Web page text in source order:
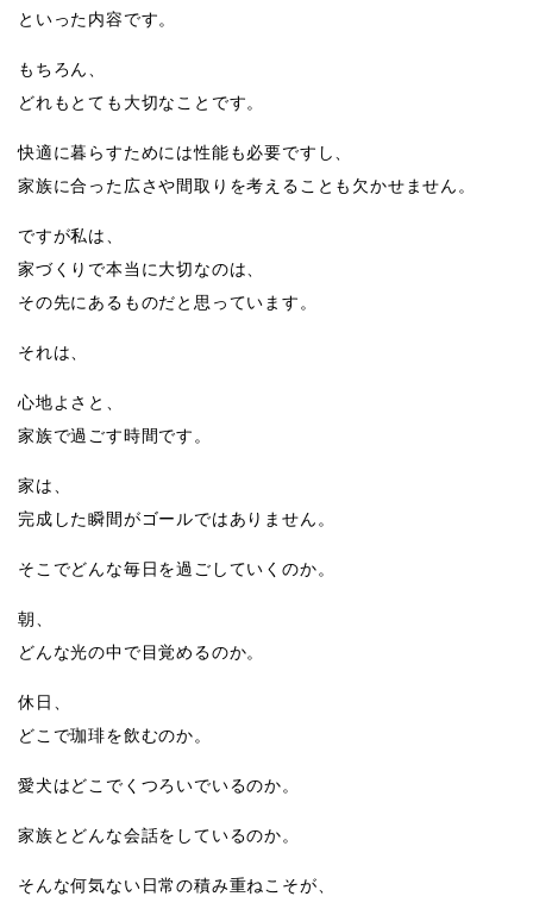
といった内容です。
もちろん、
どれもとても大切なことです。
快適に暮らすためには性能も必要ですし、
家族に合った広さや間取りを考えることも欠かせません。
ですが私は、
家づくりで本当に大切なのは、
その先にあるものだと思っています。
それは、
心地よさと、
家族で過ごす時間です。
家は、
完成した瞬間がゴールではありません。
そこでどんな毎日を過ごしていくのか。
朝、
どんな光の中で目覚めるのか。
休日、
どこで珈琲を飲むのか。
愛犬はどこでくつろいでいるのか。
家族とどんな会話をしているのか。
そんな何気ない日常の積み重ねこそが、